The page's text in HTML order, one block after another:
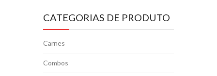
CATEGORIAS DE PRODUTO
Carnes
Combos